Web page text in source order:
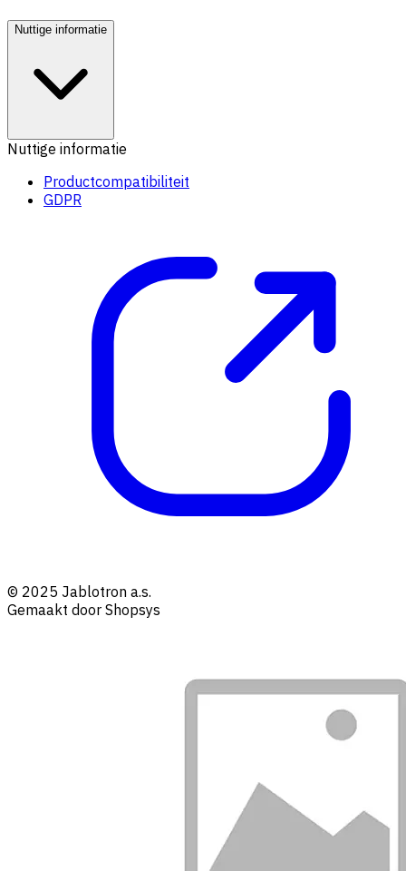
Nuttige informatie
Nuttige informatie
Productcompatibiliteit
GDPR
© 2025 Jablotron a.s.
Gemaakt door Shopsys